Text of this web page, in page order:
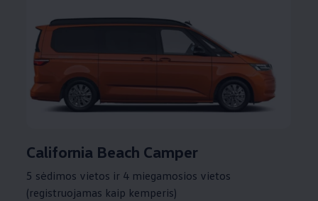
California Beach Camper
5 sėdimos vietos ir 4 miegamosios vietos
(registruojamas kaip kemperis)